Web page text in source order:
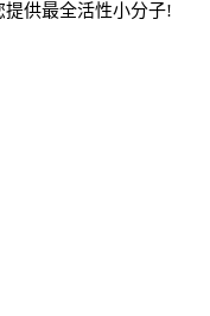
供最全活性小分子!